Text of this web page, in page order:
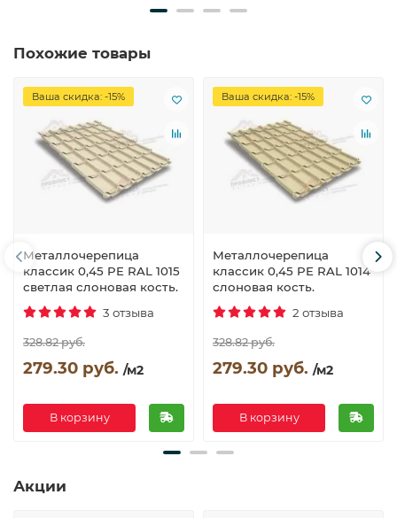
Похожие товары
Ваша скидка: -15%
Металлочерепица
классик 0,45 PE RAL 1015
светлая слоновая кость.
3 отзыва
328.82 руб.
279.30 руб. /м2
В корзину
Ваша скидка: -15%
Металлочерепица
классик 0,45 PE RAL 1014
слоновая кость.
2 отзыва
328.82 руб.
279.30 руб. /м2
В корзину
Акции